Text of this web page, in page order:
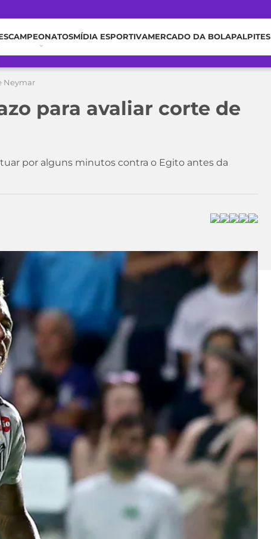
CAMPEONATOSMÍDIA ESPORTIVAMERCADO DA BOLAPALPITES
Neymar
para avaliar corte de
por alguns minutos contra o Egito antes da